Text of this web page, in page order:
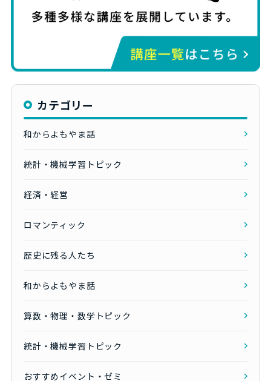
カテゴリー
和からよもやま話
統計・機械学習トピック
経済・経営
ロマンティック
歴史に残る人たち
和からよもやま話
算数・物理・数学トピック
統計・機械学習トピック
おすすめイベント・ゼミ